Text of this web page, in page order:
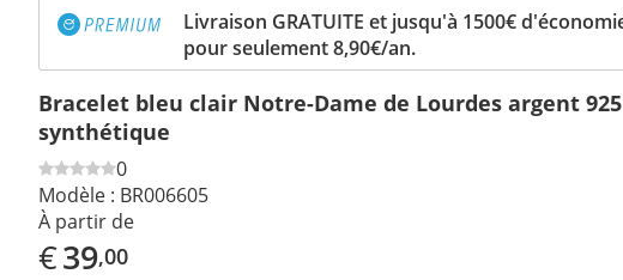
Livraison GRATUITE et jusqu'à 1500€
pour seulement 8,90€/an.
Bracelet bleu clair Notre-Dame de Lourdes argent
synthétique
0
Modèle : BR006605
À partir de
€39,00